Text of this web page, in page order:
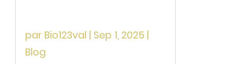
par Bio123val Sep 1, 2025
Blog